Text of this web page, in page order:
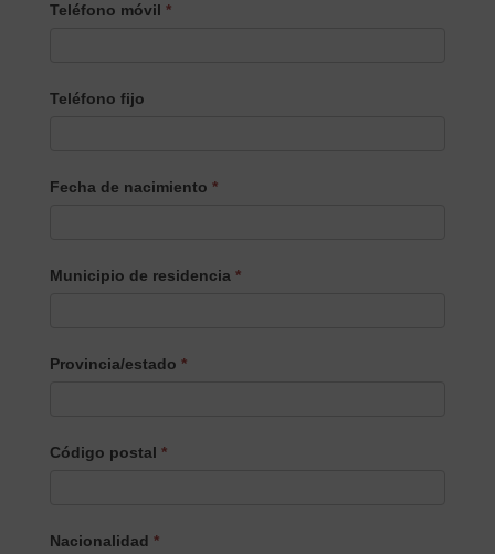
Teléfono móvil *
Teléfono fijo
Fecha de nacimiento *
Municipio de residencia *
Provincia/estado *
Código postal *
Nacionalidad *